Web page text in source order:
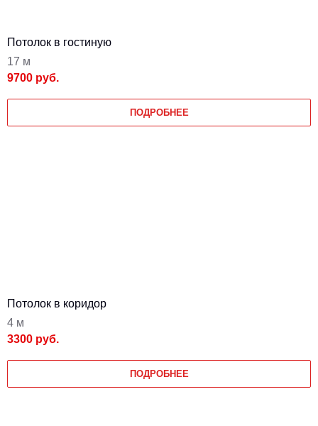
Потолок в гостиную
17 м
9700 руб.
ПОДРОБНЕЕ
Потолок в коридор
4 м
3300 руб.
ПОДРОБНЕЕ